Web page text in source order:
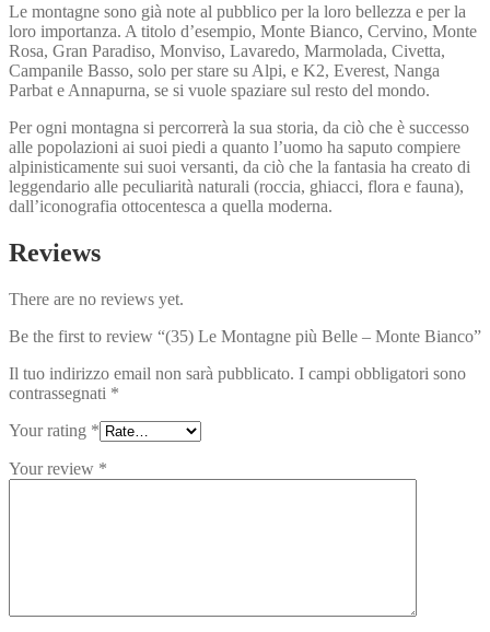
Le montagne sono già note al pubblico per la loro bellezza e per la
loro importanza. A titolo d’esempio, Monte Bianco, Cervino, Monte
Rosa, Gran Paradiso, Monviso, Lavaredo, Marmolada, Civetta,
Campanile Basso, solo per stare su Alpi, e K2, Everest, Nanga
Parbat e Annapurna, se si vuole spaziare sul resto del mondo.
Per ogni montagna si percorrerà la sua storia, da ciò che è successo
alle popolazioni ai suoi piedi a quanto l’uomo ha saputo compiere
alpinisticamente sui suoi versanti, da ciò che la fantasia ha creato di
leggendario alle peculiarità naturali (roccia, ghiacci, flora e fauna),
dall’iconografia ottocentesca a quella moderna.
Reviews
There are no reviews yet.
Be the first to review “(35) Le Montagne più Belle – Monte Bianco”
Il tuo indirizzo email non sarà pubblicato. I campi obbligatori sono
contrassegnati *
Your rating *
Your review *